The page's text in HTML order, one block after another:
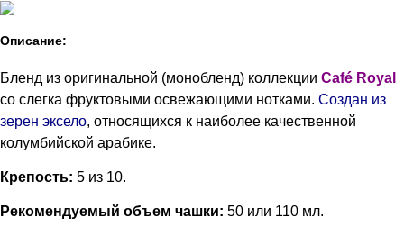
Описание:
Бленд из оригинальной (монобленд) коллекции Café Royal
со слегка фруктовыми освежающими нотками. Создан из
зерен эксело, относящихся к наиболее качественной
колумбийской арабике.
Крепость: 5 из 10.
Рекомендуемый объем чашки: 50 или 110 мл.